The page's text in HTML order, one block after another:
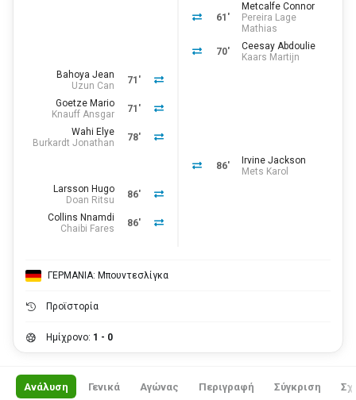
61'
Metcalfe Connor
Pereira Lage
Mathias
70'
Ceesay Abdoulie
Kaars Martijn
71'
Bahoya Jean
Uzun Can
71'
Goetze Mario
Knauff Ansgar
78'
Wahi Elye
Burkardt Jonathan
86'
Irvine Jackson
Mets Karol
86'
Larsson Hugo
Doan Ritsu
86'
Collins Nnamdi
Chaibi Fares
ΓΕΡΜΑΝΙΑ: Μπουντεσλίγκα
Προϊστορία
Ημίχρονο: 1 - 0
Ανάλυση Γενικά Αγώνας Περιγραφή Σύγκριση